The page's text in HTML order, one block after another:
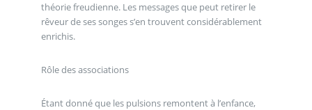
théorie freudienne. Les messages que peut retirer le
rêveur de ses songes s’en trouvent considérablement
enrichis.
Rôle des associations
Étant donné que les pulsions remontent à l’enfance,